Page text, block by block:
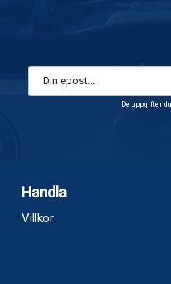
De uppgifter
Handla
Villkor